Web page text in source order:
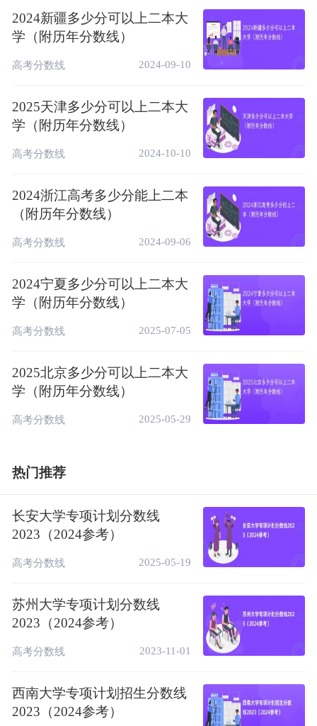
2019
北京 文科 本科批
480
2018
北京 文科
488
2017
文科 本二
2015
北京 文科 本二
527
2012
北京 文科 本二
2019
北京 理科 本科批
2018
北京 理科
2017
439
2016
北京 理科 本二
494
2015
北京 理科
495
2014
理科 本二
2012
2025北京高考多少分能上一本大学（附历年
间）
北京高考录取状态查询入口（查询官网）
2024新疆多少分可以上二本大
学（附历年分数线）
高考分数线 2024-09-10
2025天津多少分可以上二本大
学（附历年分数线）
高考分数线 2024-10-10
2024浙江高考多少分能上二本
（附历年分数线）
高考分数线 2024-09-06
2024宁夏多少分可以上二本大
学（附历年分数线）
高考分数线 2025-07-05
2025北京多少分可以上二本大
学（附历年分数线）
高考分数线 2025-05-29
热门推荐
长安大学专项计划分数线
2023（2024参考）
高考分数线 2025-05-19
苏州大学专项计划分数线
2023（2024参考）
高考分数线 2023-11-01
西南大学专项计划招生分数线
2023（2024参考）